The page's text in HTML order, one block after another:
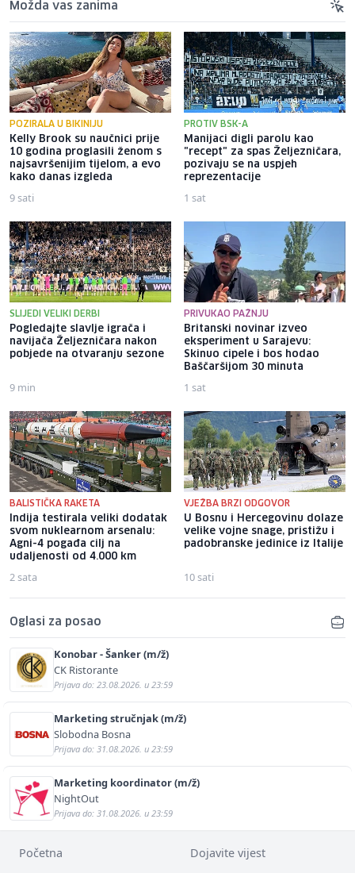
Možda vas zanima
POZIRALA U BIKINIJU
Kelly Brook su naučnici prije
10 godina proglasili ženom s
najsavršenijim tijelom, a evo
kako danas izgleda
9 sati
PROTIV BSK-A
Manijaci digli parolu kao
"recept" za spas Željezničara,
pozivaju se na uspjeh
reprezentacije
1 sat
SLIJEDI VELIKI DERBI
Pogledajte slavlje igrača i
navijača Željezničara nakon
pobjede na otvaranju sezone
9 min
PRIVUKAO PAŽNJU
Britanski novinar izveo
eksperiment u Sarajevu:
Skinuo cipele i bos hodao
Baščaršijom 30 minuta
1 sat
BALISTIČKA RAKETA
Indija testirala veliki dodatak
svom nuklearnom arsenalu:
Agni-4 pogađa cilj na
udaljenosti od 4.000 km
2 sata
VJEŽBA BRZI ODGOVOR
U Bosnu i Hercegovinu dolaze
velike vojne snage, pristižu i
padobranske jedinice iz Italije
10 sati
Oglasi za posao
Konobar - Šanker (m/ž)
CK Ristorante
Prijava do: 23.08.2026. u 23:59
Marketing stručnjak (m/ž)
Slobodna Bosna
Prijava do: 31.08.2026. u 23:59
Marketing koordinator (m/ž)
NightOut
Prijava do: 31.08.2026. u 23:59
Početna Dojavite vijest